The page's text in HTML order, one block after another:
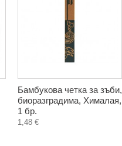
Бамбукова четка за зъби,
биоразградима, Хималая,
1 бр.
1,48 €